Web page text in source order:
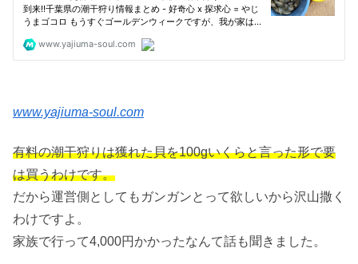
www.yajiuma-soul.com
有料の潮干狩りは獲れた貝を100gいくらと言った形で要
は買うわけです。
だから運営側としてもガンガンとって欲しいから沢山撒く
わけですよ。
家族で行って4,000円かかったなんて話も聞きました。